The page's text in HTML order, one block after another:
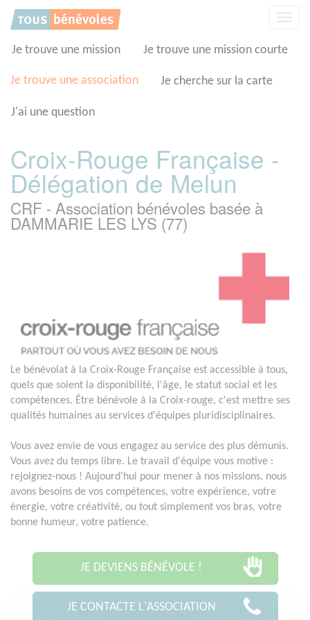
Je trouve une mission Je trouve une mission courte
Je trouve une association Je cherche sur la carte
J'ai une question
Croix-Rouge Française -
Délégation de Melun
CRF - Association bénévoles basée à
DAMMARIE LES LYS (77)
Le bénévolat à la Croix-Rouge Française est accessible à tous,
quels que soient la disponibilité, l'âge, le statut social et les
compétences. Être bénévole à la Croix-rouge, c'est mettre ses
qualités humaines au services d'équipes pluridisciplinaires.
Vous avez envie de vous engagez au service des plus démunis.
Vous avez du temps libre. Le travail d'équipe vous motive :
rejoignez-nous ! Aujourd'hui pour mener à nos missions, nous
avons besoins de vos compétences, votre expérience, votre
énergie, votre créativité, ou tout simplement vos bras, votre
bonne humeur, votre patience.
JE DEVIENS BÉNÉVOLE !
JE CONTACTE L'ASSOCIATION
Panneau de gestion des cookies